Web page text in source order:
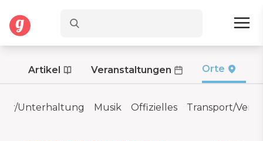
Artikel Veranstaltungen Orte
Unterhaltung Musik Offizielles Transport/